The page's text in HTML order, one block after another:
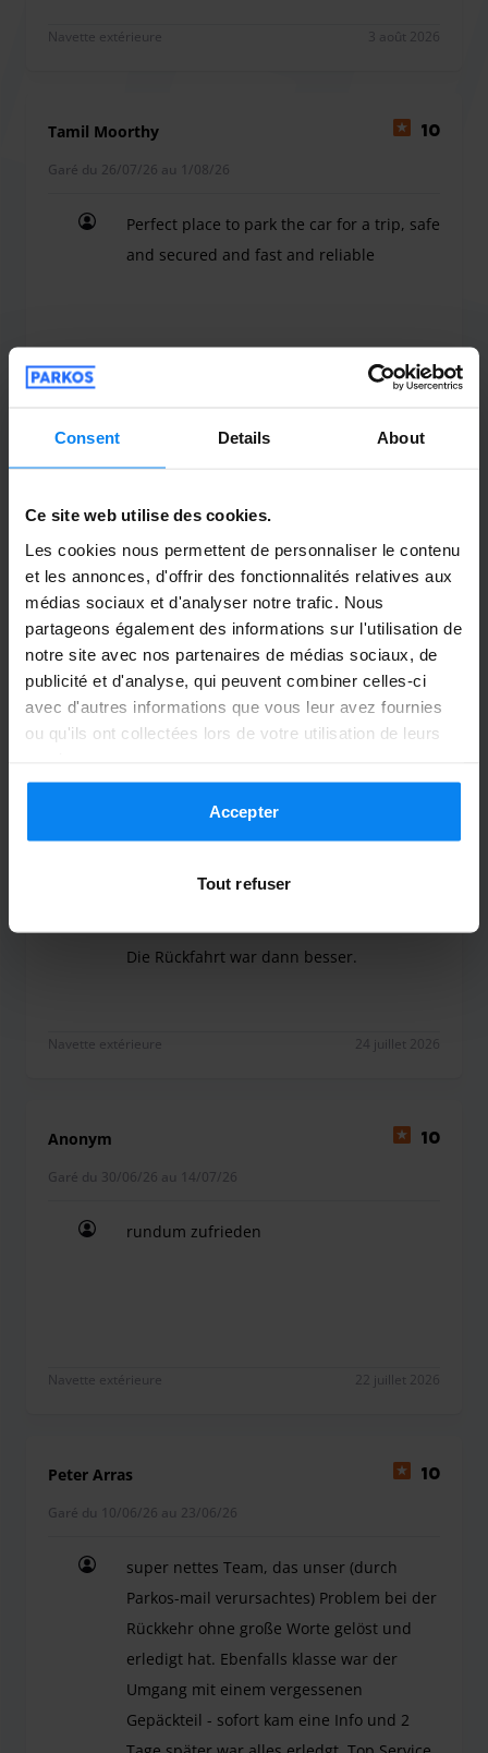
Consent Details About
Ce site web utilise des cookies.
Les cookies nous permettent de personnaliser le contenu
et les annonces, d'offrir des fonctionnalités relatives aux
médias sociaux et d'analyser notre trafic. Nous
partageons également des informations sur l'utilisation de
notre site avec nos partenaires de médias sociaux, de
publicité et d'analyse, qui peuvent combiner celles-ci
avec d'autres informations que vous leur avez fournies
ou qu'ils ont collectées lors de votre utilisation de leurs
Accepter
Tout refuser
Navette extérieure 3 août 2026
Tamil Moorthy 10
Garé du 26/07/26 au 1/08/26
Perfect place to park the car for a trip, safe
and secured and fast and reliable
Couvert 3 août 2026
Vincent Kirch
Garé du 16/07/26 au 24/07/26
Service parfait
Service parfait
Navette extérieure 25 juillet 2026
Garé du 13/07/26 au 23/07/26
Der Fahrer bei der Hinfahrt zum Flughafen
Die Rückfahrt war dann besser.
Navette extérieure 24 juillet 2026
Anonym 10
Garé du 30/06/26 au 14/07/26
rundum zufrieden
Navette extérieure 22 juillet 2026
Peter Arras 10
Garé du 10/06/26 au 23/06/26
super nettes Team, das unser (durch
Parkos-mail verursachtes) Problem bei der
Rückkehr ohne große Worte gelöst und
erledigt hat. Ebenfalls klasse war der
Umgang mit einem vergessenen
Gepäckteil - sofort kam eine Info und 2